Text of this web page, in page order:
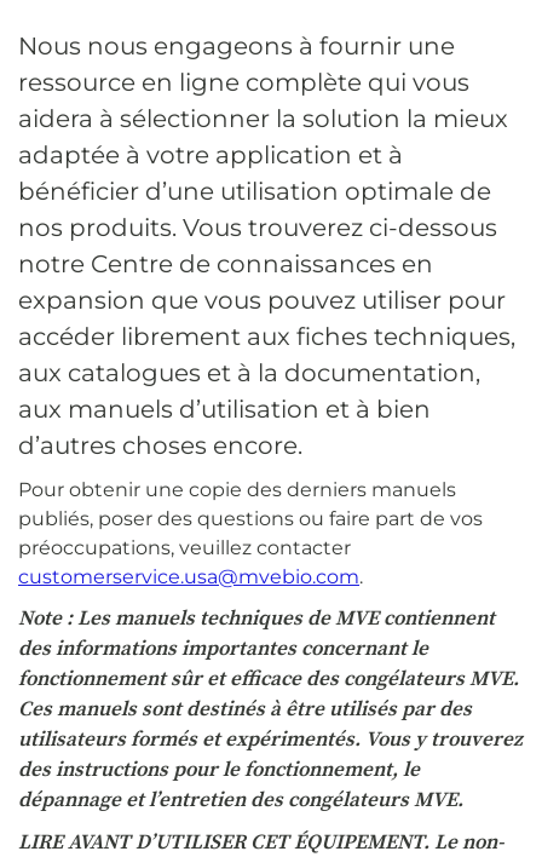
Nous nous engageons à fournir une
ressource en ligne complète qui vous
aidera à sélectionner la solution la mieux
adaptée à votre application et à
bénéficier d’une utilisation optimale de
nos produits. Vous trouverez ci-dessous
notre Centre de connaissances en
expansion que vous pouvez utiliser pour
accéder librement aux fiches techniques,
aux catalogues et à la documentation,
aux manuels d’utilisation et à bien
d’autres choses encore.
Pour obtenir une copie des derniers manuels
publiés, poser des questions ou faire part de vos
préoccupations, veuillez contacter
customerservice.usa@mvebio.com.
Note : Les manuels techniques de MVE contiennent
des informations importantes concernant le
fonctionnement sûr et efficace des congélateurs MVE.
Ces manuels sont destinés à être utilisés par des
utilisateurs formés et expérimentés. Vous y trouverez
des instructions pour le fonctionnement, le
dépannage et l’entretien des congélateurs MVE.
LIRE AVANT D’UTILISER CET ÉQUIPEMENT. Le non-